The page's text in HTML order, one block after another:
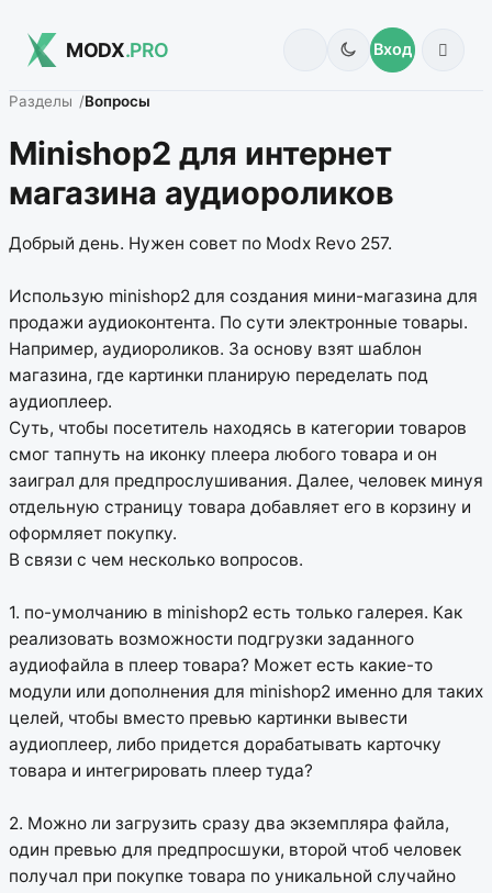
MODX.PRO Вход
Разделы Вопросы
Minishop2 для интернет
магазина аудиороликов
Добрый день. Нужен совет по Modx Revo 257.
Использую minishop2 для создания мини-магазина для
продажи аудиоконтента. По сути электронные товары.
Например, аудиороликов. За основу взят шаблон
магазина, где картинки планирую переделать под
аудиоплеер.
Суть, чтобы посетитель находясь в категории товаров
смог тапнуть на иконку плеера любого товара и он
заиграл для предпрослушивания. Далее, человек минуя
отдельную страницу товара добавляет его в корзину и
оформляет покупку.
В связи с чем несколько вопросов.
1. по-умолчанию в minishop2 есть только галерея. Как
реализовать возможности подгрузки заданного
аудиофайла в плеер товара? Может есть какие-то
модули или дополнения для minishop2 именно для таких
целей, чтобы вместо превью картинки вывести
аудиоплеер, либо придется дорабатывать карточку
товара и интегрировать плеер туда?
2. Можно ли загрузить сразу два экземпляра файла,
один превью для предпросшуки, второй чтоб человек
получал при покупке товара по уникальной случайно